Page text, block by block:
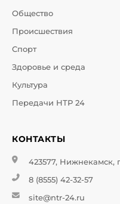
Общество
Происшествия
Спорт
Здоровье и среда
Культура
Передачи НТР 24
КОНТАКТЫ
423577, Нижнекамск,
8 (8555) 42-32-57
site@ntr-24.ru